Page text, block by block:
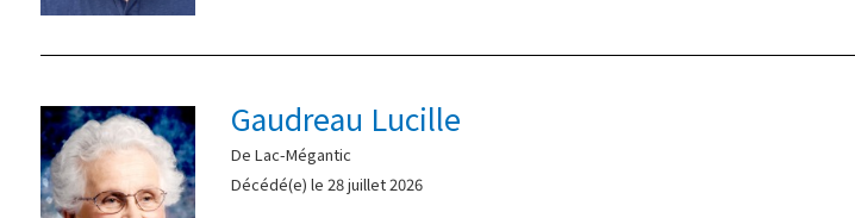
Gaudreau Lucille
De Lac-Mégantic
Décédé(e) le 28 juillet 2026